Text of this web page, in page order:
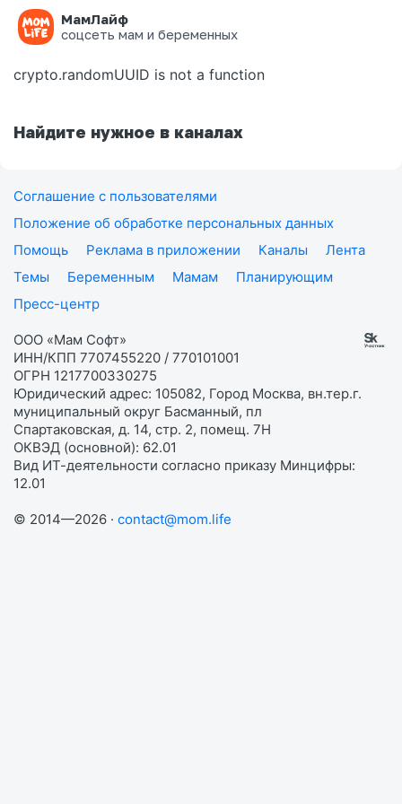
МамЛайф
соцсеть мам и беременных
Ошибка на странице
crypto.randomUUID is not a function
Найдите нужное в каналах
Соглашение с пользователями
Положение об обработке персональных данных
Помощь
Реклама в приложении Каналы
Лента
Темы
Беременным Мамам
Планирующим
Пресс-центр
ООО «Мам Софт»
ИНН/КПП 7707455220 / 770101001
ОГРН 1217700330275
Юридический адрес: 105082, Город Москва, вн.тер.г.
муниципальный округ Басманный, пл
Спартаковская, д. 14, стр. 2, помещ. 7Н
ОКВЭД (основной): 62.01
Вид ИТ-деятельности согласно приказу Минцифры:
12.01
© 2014—2026 · contact@mom.life